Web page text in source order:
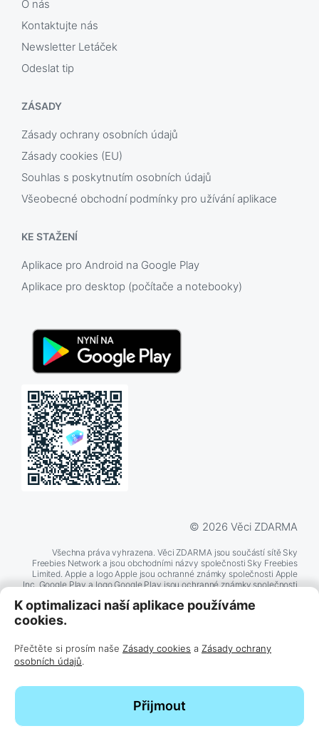
K optimalizaci naší aplikace používáme
cookies.
Přečtěte si prosím naše Zásady cookies a Zásady ochrany
osobních údajů.
Přijmout
O nás
Kontaktujte nás
Newsletter Letáček
Odeslat tip
ZÁSADY
Zásady ochrany osobních údajů
Zásady cookies (EU)
Souhlas s poskytnutím osobních údajů
Všeobecné obchodní podmínky pro užívání aplikace
KE STAŽENÍ
Aplikace pro Android na Google Play
Aplikace pro desktop (počítače a notebooky)
© 2026 Věci ZDARMA
Všechna práva vyhrazena. Věci ZDARMA jsou součástí sítě Sky
Freebies Network a jsou obchodními názvy společnosti Sky Freebies
Limited. Apple a logo Apple jsou ochranné známky společnosti Apple
Inc. Google Play a logo Google Play jsou ochranné známky společnosti
být ochrannými známkami příslušných společností.
BĚŽÍ NA
TECHNOLOGII